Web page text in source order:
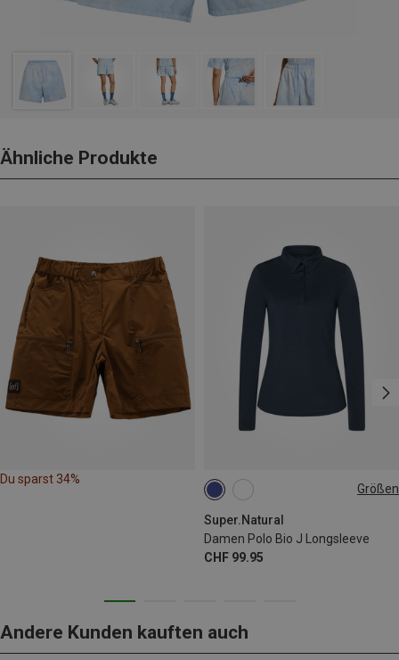
Ähnliche Produkte
Du sparst 34%
Größen
Super.Natural
Damen Polo Bio J Longsleeve
CHF 99.95
S M
Andere Kunden kauften auch